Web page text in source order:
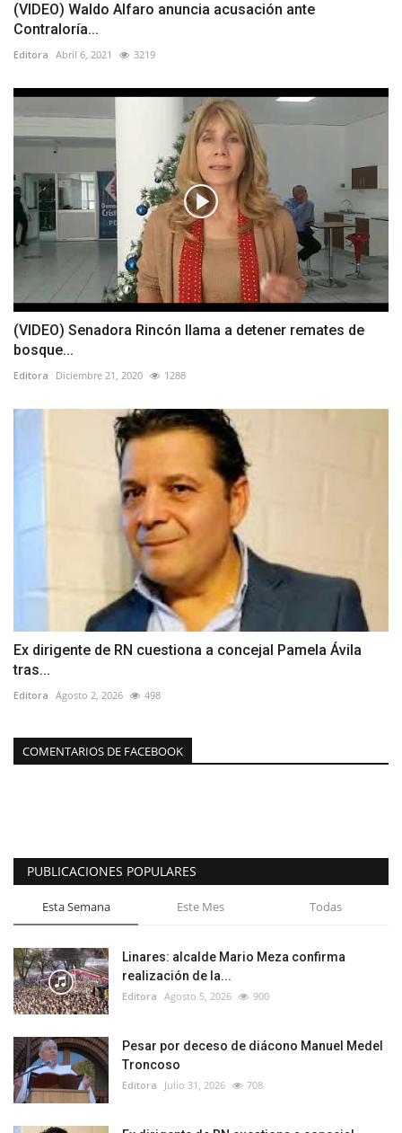
(VIDEO) Waldo Alfaro anuncia acusación ante
Contraloría...
Editora Abril 6, 2021 3219
(VIDEO) Senadora Rincón llama a detener remates de
bosque...
Editora Diciembre 21, 2020 1288
Ex dirigente de RN cuestiona a concejal Pamela Ávila
tras...
Editora Agosto 2, 2026 498
COMENTARIOS DE FACEBOOK
PUBLICACIONES POPULARES
Esta Semana Este Mes Todas
Linares: alcalde Mario Meza confirma
realización de la...
Editora Agosto 5, 2026 900
Pesar por deceso de diácono Manuel Medel
Troncoso
Editora Julio 31, 2026 708